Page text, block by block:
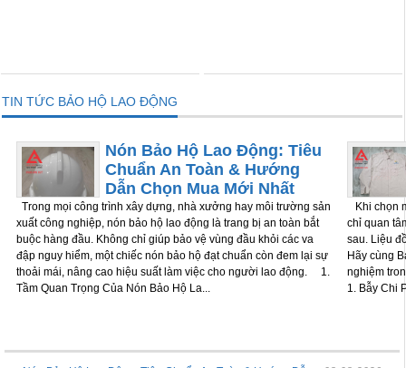
TIN TỨC BẢO HỘ LAO ĐỘNG
Nón Bảo Hộ Lao Động: Tiêu
Chuẩn An Toàn & Hướng
Dẫn Chọn Mua Mới Nhất
Trong mọi công trình xây dựng, nhà xưởng hay môi trường sản
xuất công nghiệp, nón bảo hộ lao động là trang bị an toàn bắt
buộc hàng đầu. Không chỉ giúp bảo vệ vùng đầu khỏi các va
đập nguy hiểm, một chiếc nón bảo hộ đạt chuẩn còn đem lại sự
thoải mái, nâng cao hiệu suất làm việc cho người lao động. 1.
Tầm Quan Trọng Của Nón Bảo Hộ La...
Khi chọn
chỉ quan
sau. Liệu
Hãy cùng
nghiệm
1. Bẫy Chi